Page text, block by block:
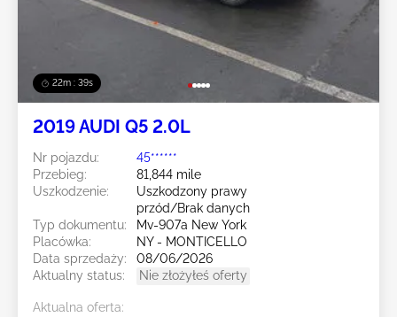
22m : 36s
2019 AUDI Q5 2.0L
Nr pojazdu:
45******
Przebieg:
81,844 mile
Uszkodzenie:
Uszkodzony prawy
przód/Brak danych
Typ dokumentu:
Mv-907a New York
Placówka:
NY - MONTICELLO
Data sprzedaży:
08/06/2026
Aktualny status:
Nie złożyłeś oferty
Aktualna oferta: